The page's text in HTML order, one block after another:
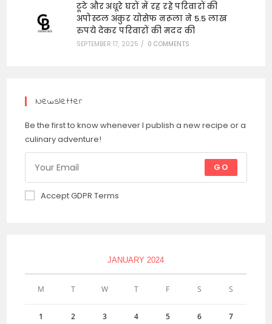
टूटे और अधूरे घरों में रह रहे परिवारों की
अपोस्टल अंकुर योसेफ नरूला ने 5.5 लाख
रुपये देकर परिवारों की मदद की
SEPTEMBER 17, 2025 / 0 COMMENTS
Newsletter
Be the first to know whenever I publish a new recipe or a
culinary adventure!
GO
Accept GDPR Terms
JANUARY 2024
M T W T F S S
1 2 3 4 5 6 7